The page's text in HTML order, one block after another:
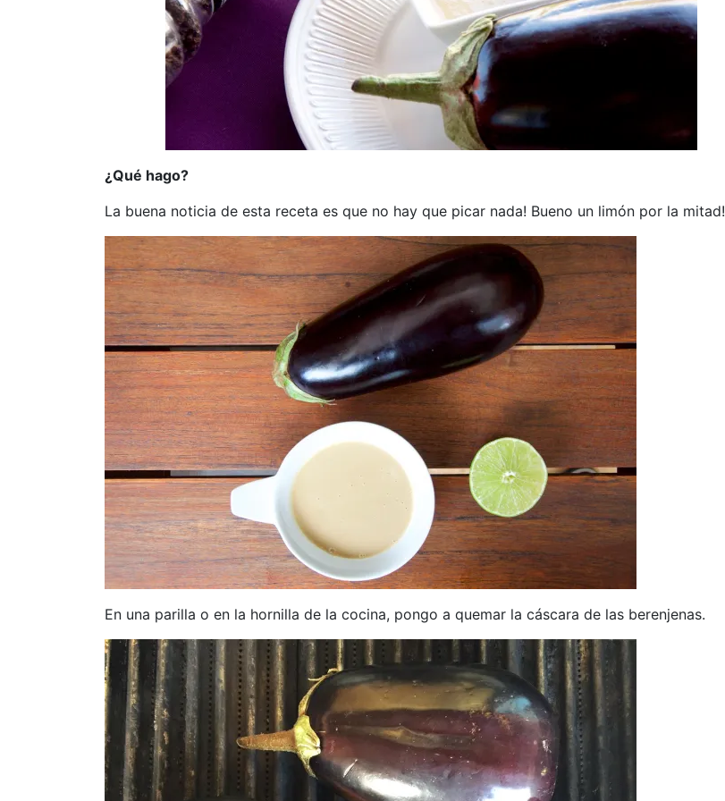
¿Qué hago?
La buena noticia de esta receta es que no hay que picar nada! Bueno un limón por la mitad!
En una parilla o en la hornilla de la cocina, pongo a quemar la cáscara de las berenjenas.